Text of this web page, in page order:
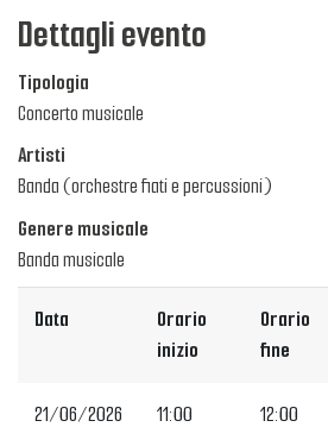
Dettagli evento
Tipologia
Concerto musicale
Artisti
Banda (orchestre fiati e percussioni)
Genere musicale
Banda musicale
Data
Orario
inizio
Orario
fine
21/06/2026 11:00 12:00